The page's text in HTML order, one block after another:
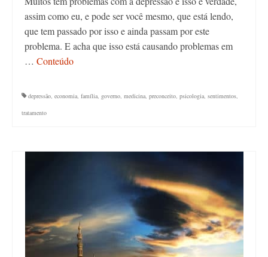
assim como eu, e pode ser você mesmo, que está lendo,
que tem passado por isso e ainda passam por este
problema. E acha que isso está causando problemas em
… Conteúdo
depressão, economia, família, governo, medicina, preconceito, psicologia, sentimentos,
tratamento